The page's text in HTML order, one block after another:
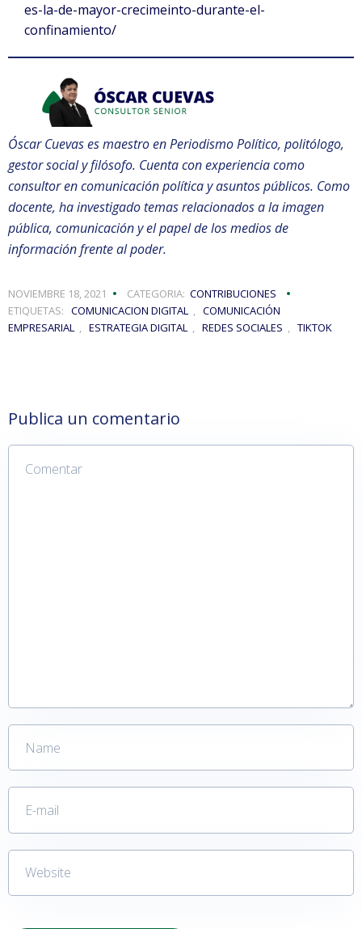
es-la-de-mayor-crecimeinto-durante-el-
confinamiento/
Óscar Cuevas es maestro en Periodismo Político, politólogo,
gestor social y filósofo. Cuenta con experiencia como
consultor en comunicación política y asuntos públicos. Como
docente, ha investigado temas relacionados a la imagen
pública, comunicación y el papel de los medios de
información frente al poder.
NOVIEMBRE 18, 2021 CATEGORIA: CONTRIBUCIONES
ETIQUETAS: COMUNICACION DIGITAL , COMUNICACIÓN
EMPRESARIAL , ESTRATEGIA DIGITAL , REDES SOCIALES , TIKTOK
Publica un comentario